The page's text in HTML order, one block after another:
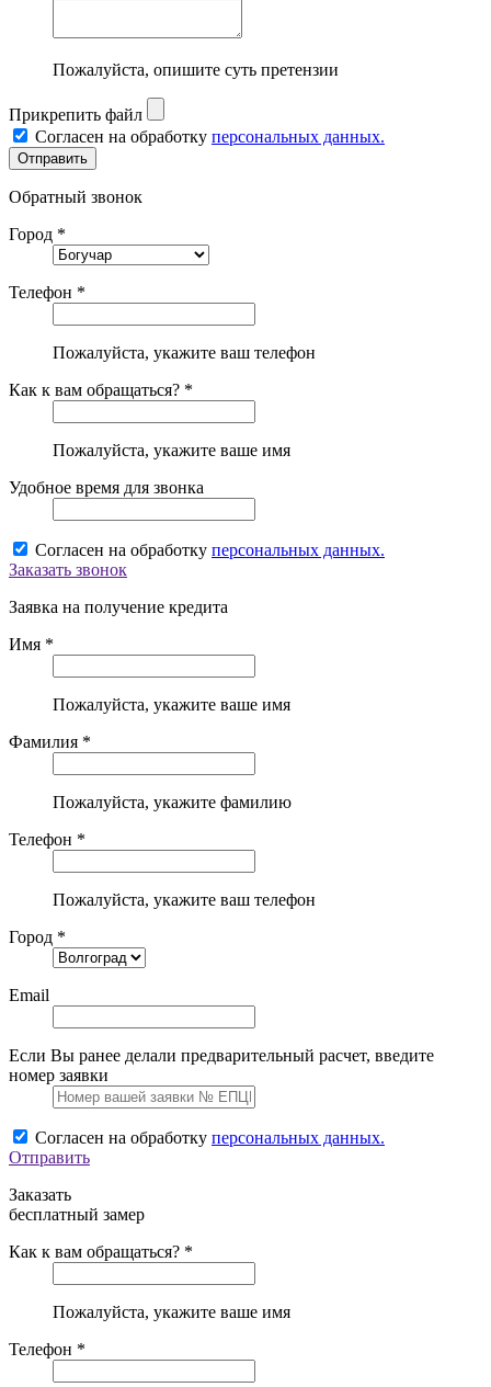
Пожалуйста, опишите суть претензии
Прикрепить файл
Согласен на обработку персональных данных.
Обратный звонок
Город *
Телефон *
Пожалуйста, укажите ваш телефон
Как к вам обращаться? *
Пожалуйста, укажите ваше имя
Удобное время для звонка
Согласен на обработку персональных данных.
Заказать звонок
Заявка на получение кредита
Имя *
Пожалуйста, укажите ваше имя
Фамилия *
Пожалуйста, укажите фамилию
Телефон *
Пожалуйста, укажите ваш телефон
Город *
Email
Если Вы ранее делали предварительный расчет, введите
номер заявки
Согласен на обработку персональных данных.
Отправить
Заказать
бесплатный замер
Как к вам обращаться? *
Пожалуйста, укажите ваше имя
Телефон *